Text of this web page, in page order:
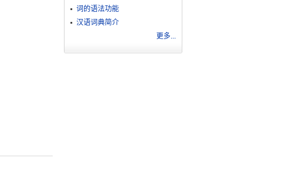
词的语法功能
汉语词典简介
更多...